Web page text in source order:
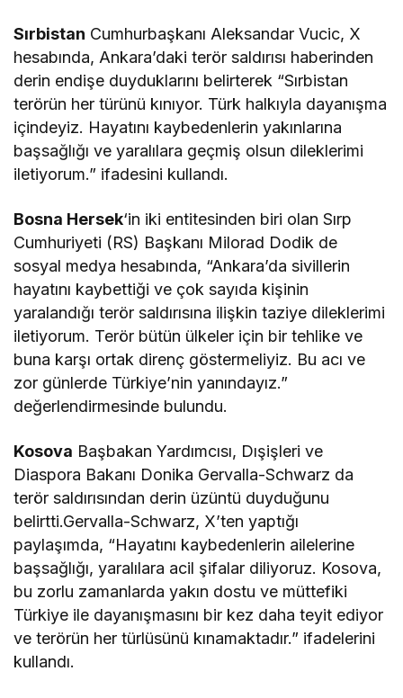
Sırbistan Cumhurbaşkanı Aleksandar Vucic, X
hesabında, Ankara’daki terör saldırısı haberinden
derin endişe duyduklarını belirterek “Sırbistan
terörün her türünü kınıyor. Türk halkıyla dayanışma
içindeyiz. Hayatını kaybedenlerin yakınlarına
başsağlığı ve yaralılara geçmiş olsun dileklerimi
iletiyorum.” ifadesini kullandı.
Bosna Hersek‘in iki entitesinden biri olan Sırp
Cumhuriyeti (RS) Başkanı Milorad Dodik de
sosyal medya hesabında, “Ankara’da sivillerin
hayatını kaybettiği ve çok sayıda kişinin
yaralandığı terör saldırısına ilişkin taziye dileklerimi
iletiyorum. Terör bütün ülkeler için bir tehlike ve
buna karşı ortak direnç göstermeliyiz. Bu acı ve
zor günlerde Türkiye’nin yanındayız.”
değerlendirmesinde bulundu.
Kosova Başbakan Yardımcısı, Dışişleri ve
Diaspora Bakanı Donika Gervalla-Schwarz da
terör saldırısından derin üzüntü duyduğunu
belirtti.Gervalla-Schwarz, X’ten yaptığı
paylaşımda, “Hayatını kaybedenlerin ailelerine
başsağlığı, yaralılara acil şifalar diliyoruz. Kosova,
bu zorlu zamanlarda yakın dostu ve müttefiki
Türkiye ile dayanışmasını bir kez daha teyit ediyor
ve terörün her türlüsünü kınamaktadır.” ifadelerini
kullandı.